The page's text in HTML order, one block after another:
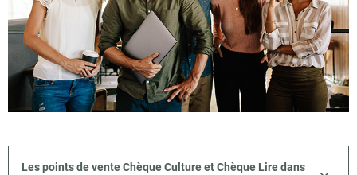
Les points de vente Chèque Culture et Chèque Lire dans